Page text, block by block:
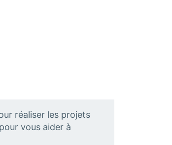
réaliser les projets
vous aider à